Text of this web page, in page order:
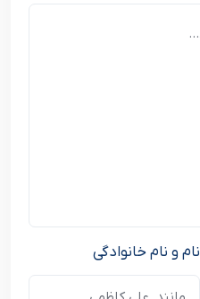
نام و نام خانوادگی